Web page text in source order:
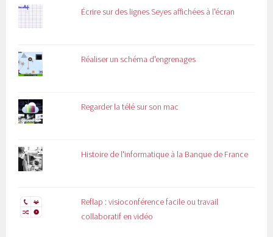
Écrire sur des lignes Seyes affichées à l'écran
Réaliser un schéma d'engrenages
Regarder la télé sur son mac
Histoire de l'informatique à la Banque de France
Reflap : visioconférence facile ou travail
collaboratif en vidéo